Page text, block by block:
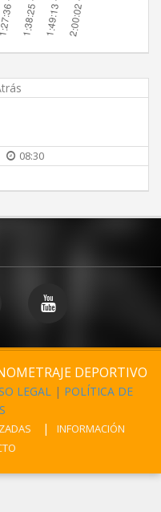
08:30
DEPORTIVO
LEGAL | POLÍTICA DE
INFORMACIÓN